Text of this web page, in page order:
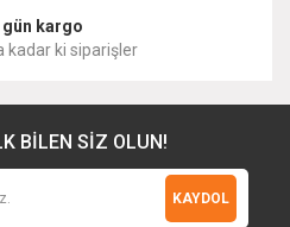
gün kargo
kadar ki siparişler
BİLEN SİZ OLUN!
KAYDOL